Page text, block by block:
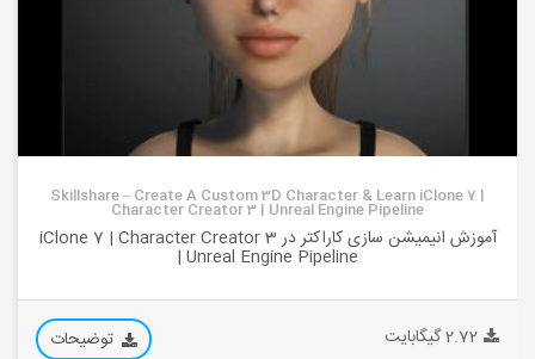
Skillshare – Create A Custom 3D Character & Learn iClone 7 |
Character Creator 3 | Unreal Engine Pipeline
آموزش انیمیشن سازی کاراکتر در iClone 7 | Character Creator 3
| Unreal Engine Pipeline
2.72 گیگابایت توضیحات